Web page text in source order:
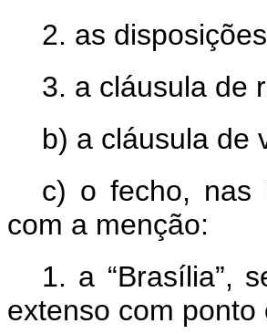
2. as
3. a cláusula de
b) a cláusula de
c) o fecho, nas
com a menção:
1. a “Brasília”,
extenso com